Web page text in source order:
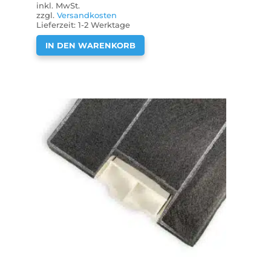
inkl. MwSt.
zzgl. Versandkosten
Lieferzeit: 1-2 Werktage
IN DEN WARENKORB